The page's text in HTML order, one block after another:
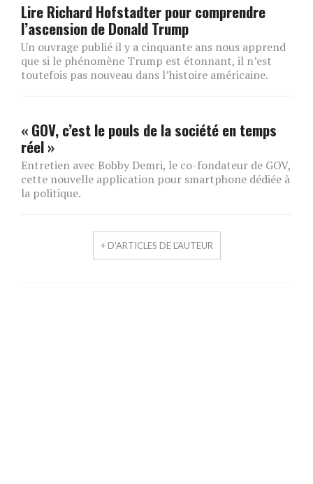
Lire Richard Hofstadter pour comprendre
l’ascension de Donald Trump
Un ouvrage publié il y a cinquante ans nous apprend
que si le phénomène Trump est étonnant, il n’est
toutefois pas nouveau dans l’histoire américaine.
« GOV, c’est le pouls de la société en temps
réel »
Entretien avec Bobby Demri, le co-fondateur de GOV,
cette nouvelle application pour smartphone dédiée à
la politique.
+ D'ARTICLES DE L'AUTEUR